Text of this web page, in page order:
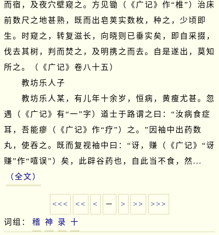
而宿，及夜穴壁窥之。方见锄（《广记》作“椎”）治床
前数尺之地甚熟，既而出皂荚实数枚，种之，少顷即
生。时窥之，转复滋长，向晓则已垂实矣，即自采掇，
伐去其树，判而焚之，及明携之而去。自是遂出，莫知
所之。（《广记》卷八十五）
教坊乐人子
教坊乐人某，有儿年十余岁，恒病，黄瘦尤甚。忽
遇（《广记》有“一”字）道士于路谓之曰：“汝病食症
耳，吾能瘳（《广记》作“疗”）之。”因袖中出药数
丸，使吞之。既而复视袖中曰：“讶，赚（《广记》“讶
赚”作“嘻误”）矣，此辟谷药也，自此当不食，然...
（全文）
<<< << < － > >> >>>
词组： 稽 神 录 十